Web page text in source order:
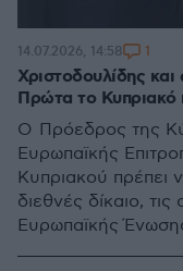
Χριστοδουλίδης
Πρώτα το Κυπριακό
Ο Πρόεδρος της
Ευρωπαϊκής
Κυπριακού πρέπει
διεθνές δίκαιο, τις
Ευρωπαϊκής
14.07.2026, 14:58 1